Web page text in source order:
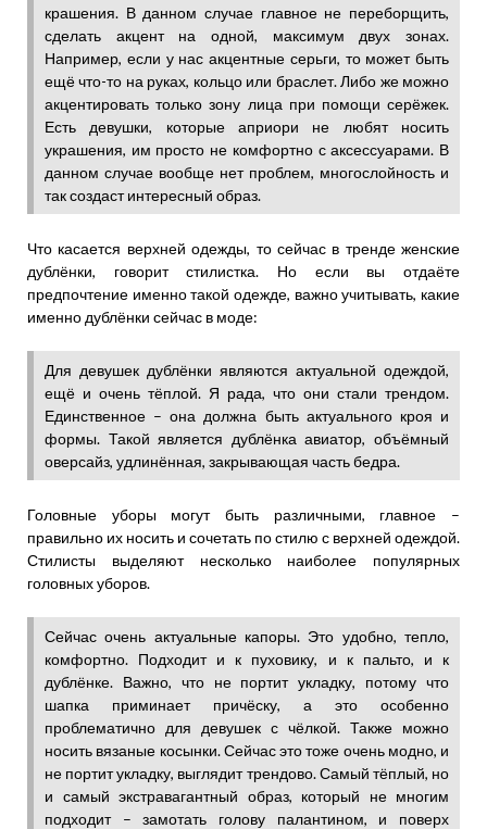
крашения. В данном случае главное не переборщить,
сделать акцент на одной, максимум двух зонах.
Например, если у нас акцентные серьги, то может быть
ещё что-то на руках, кольцо или браслет. Либо же можно
акцентировать только зону лица при помощи серёжек.
Есть девушки, которые априори не любят носить
украшения, им просто не комфортно с аксессуарами. В
данном случае вообще нет проблем, многослойность и
так создаст интересный образ.
Что касается верхней одежды, то сейчас в тренде женские
дублёнки, говорит стилистка. Но если вы отдаёте
предпочтение именно такой одежде, важно учитывать, какие
именно дублёнки сейчас в моде:
Для девушек дублёнки являются актуальной одеждой,
ещё и очень тёплой. Я рада, что они стали трендом.
Единственное – она должна быть актуального кроя и
формы. Такой является дублёнка авиатор, объёмный
оверсайз, удлинённая, закрывающая часть бедра.
Головные уборы могут быть различными, главное –
правильно их носить и сочетать по стилю с верхней одеждой.
Стилисты выделяют несколько наиболее популярных
головных уборов.
Сейчас очень актуальные капоры. Это удобно, тепло,
комфортно. Подходит и к пуховику, и к пальто, и к
дублёнке. Важно, что не портит укладку, потому что
шапка приминает причёску, а это особенно
проблематично для девушек с чёлкой. Также можно
носить вязаные косынки. Сейчас это тоже очень модно, и
не портит укладку, выглядит трендово. Самый тёплый, но
и самый экстравагантный образ, который не многим
подходит – замотать голову палантином, и поверх